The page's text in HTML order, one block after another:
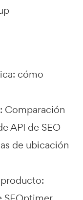
cómo
Comparación
API de SEO
de ubicación